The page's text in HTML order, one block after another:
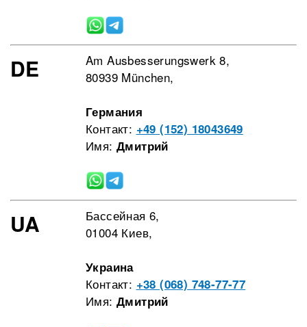
DE
Am Ausbesserungswerk 8,
80939 München,
Германия
Контакт: +49 (152) 18043649
Имя: Дмитрий
UA
Бассейная 6,
01004 Киев,
Украина
Контакт: +38 (068) 748-77-77
Имя: Дмитрий